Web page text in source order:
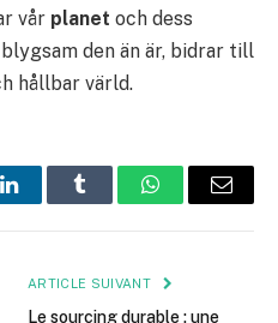
vår planet och dess
den än är, bidrar till
hållbar värld.
LinkedInTumblr WhatsApp
E-
ARTICLE SUIVANT
Le sourcing durable : une